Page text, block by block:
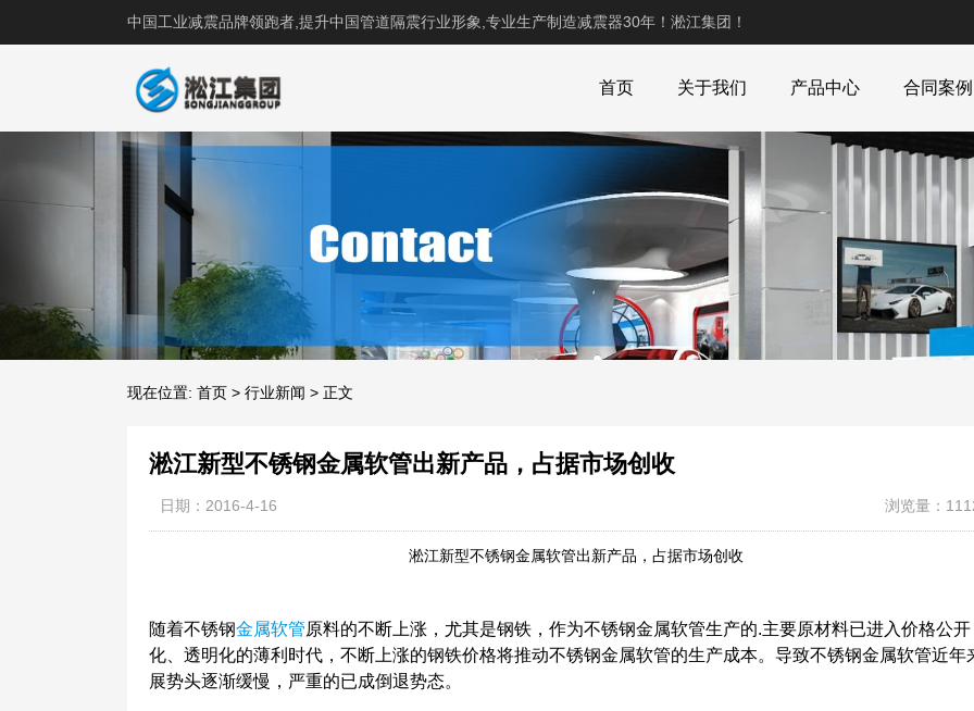
中国工业减震品牌领跑者,提升中国管道隔震行业形象,专业生产制造减震器30年！淞江集团！
首页 关于我们 产品中心 合同案例
现在位置: 首页 > 行业新闻 > 正文
淞江新型不锈钢金属软管出新产品，占据市场创收
日期：2016-4-16 浏览量：
淞江新型不锈钢金属软管出新产品，占据市场创收
随着不锈钢金属软管原料的不断上涨，尤其是钢铁，作为不锈钢金属软管生产的.主要原材料已进入价格公开
化、透明化的薄利时代，不断上涨的钢铁价格将推动不锈钢金属软管的生产成本。导致不锈钢金属软管近年
展势头逐渐缓慢，严重的已成倒退势态。